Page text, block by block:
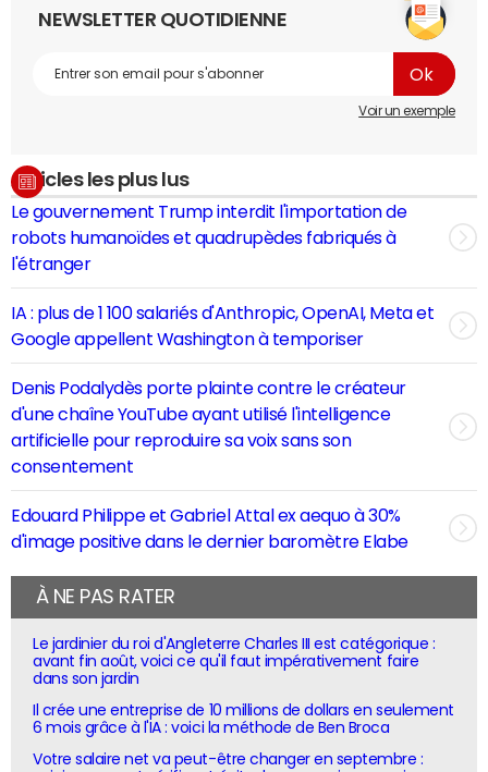
NEWSLETTER QUOTIDIENNE
Voir un exemple
Articles les plus lus
Le gouvernement Trump interdit l'importation de
robots humanoïdes et quadrupèdes fabriqués à
l'étranger
IA : plus de 1 100 salariés d'Anthropic, OpenAI, Meta et
Google appellent Washington à temporiser
Denis Podalydès porte plainte contre le créateur
d'une chaîne YouTube ayant utilisé l'intelligence
artificielle pour reproduire sa voix sans son
consentement
Edouard Philippe et Gabriel Attal ex aequo à 30%
d'image positive dans le dernier baromètre Elabe
À NE PAS RATER
Le jardinier du roi d'Angleterre Charles III est catégorique :
avant fin août, voici ce qu'il faut impérativement faire
dans son jardin
Il crée une entreprise de 10 millions de dollars en seulement
6 mois grâce à l'IA : voici la méthode de Ben Broca
Votre salaire net va peut-être changer en septembre :